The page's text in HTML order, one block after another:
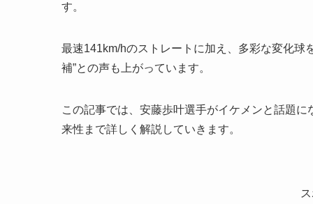
す。
最速141km/hのストレートに加え、多彩な変化球
補”との声も上がっています。
この記事では、安藤歩叶選手がイケメンと話題
来性まで詳しく解説していきます。